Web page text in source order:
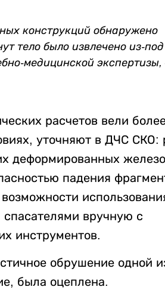
конструкций обнаружено
тело было извлечено из-под
медицинской экспертизы,
расчетов вели
уточняют в ДЧС СКО:
деформированных
падения
вручную с
инструментов.
обрушение одной
была оцеплена.